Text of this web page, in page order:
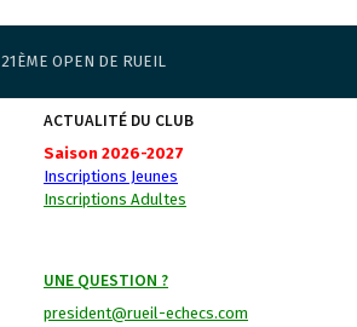
21ÈME OPEN DE RUEIL
ACTUALITÉ DU CLUB
Saison 2026-2027
Inscriptions Jeunes
Inscriptions Adultes
UNE QUESTION ?
president@rueil-echecs.com